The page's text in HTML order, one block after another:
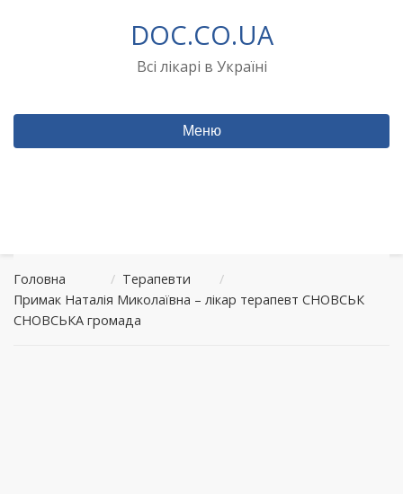
DOC.CO.UA
Всі лікарі в Україні
Меню
Головна / Терапевти
/
Примак Наталія Миколаївна – лікар терапевт СНОВСЬК
СНОВСЬКА громада